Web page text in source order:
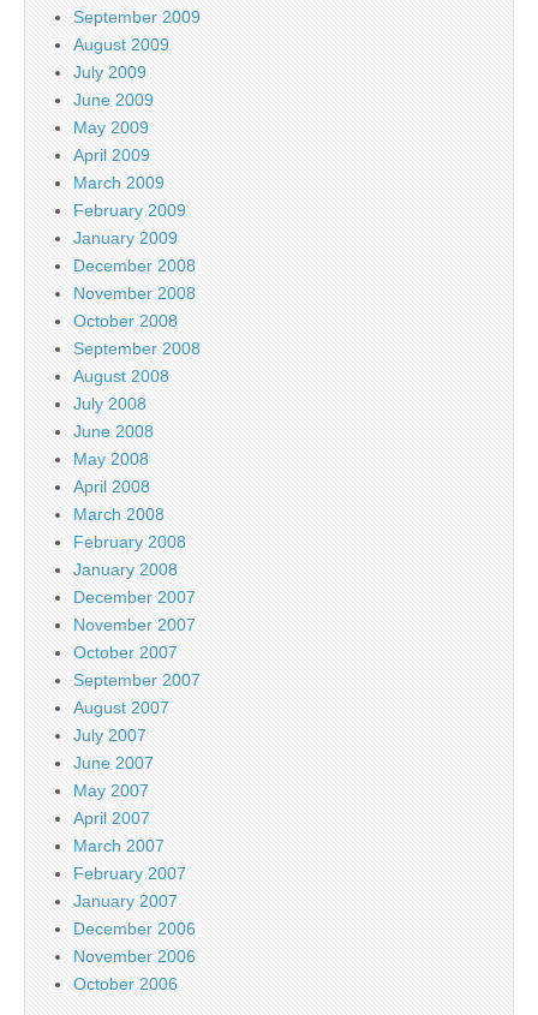
September 2009
August 2009
July 2009
June 2009
May 2009
April 2009
March 2009
February 2009
January 2009
December 2008
November 2008
October 2008
September 2008
August 2008
July 2008
June 2008
May 2008
April 2008
March 2008
February 2008
January 2008
December 2007
November 2007
October 2007
September 2007
August 2007
July 2007
June 2007
May 2007
April 2007
March 2007
February 2007
January 2007
December 2006
November 2006
October 2006